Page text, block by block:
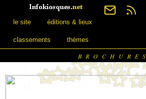
le site éditions & lieux
classements thèmes
BROCHURES